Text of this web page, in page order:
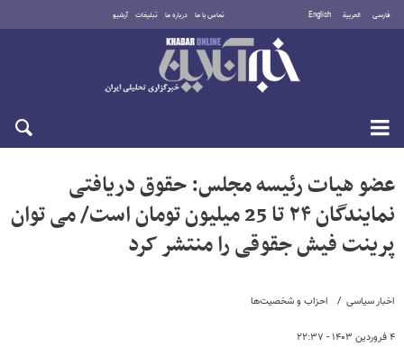
فارسی العربية English تماس با ما درباره ما تبلیغات آرشیو
جمعه ۱۶ مرداد ۱۴۰۵
اخبار سیاسی احزاب و شخصیت‌ها
۴ فروردین ۱۴۰۳ - ۲۲:۳۷
عضو هیات رئیسه مجلس: حقوق دریافتی
نمایندگان ۲۴ تا 25 میلیون تومان است/ می توان
پرینت فیش جقوقی را منتشر کرد